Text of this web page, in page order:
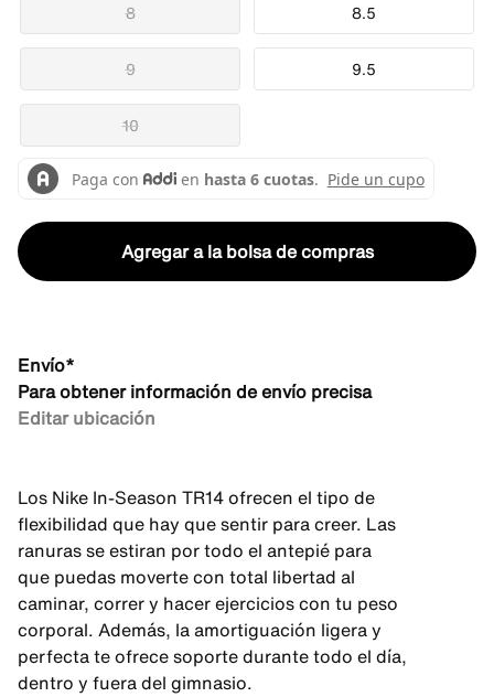
8 8.5
9 9.5
10
Agregar a la bolsa de compras
Envío*
Para obtener información de envío precisa
Editar ubicación
Los Nike In-Season TR14 ofrecen el tipo de
flexibilidad que hay que sentir para creer. Las
ranuras se estiran por todo el antepié para
que puedas moverte con total libertad al
caminar, correr y hacer ejercicios con tu peso
corporal. Además, la amortiguación ligera y
perfecta te ofrece soporte durante todo el día,
dentro y fuera del gimnasio.